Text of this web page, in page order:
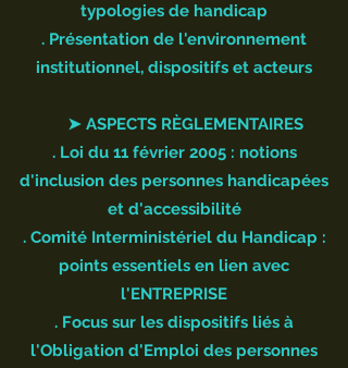
typologies de handicap
. Présentation de l'environnement
institutionnel, dispositifs et acteurs
➤ ASPECTS RÈGLEMENTAIRES
. Loi du 11 février 2005 : notions
d'inclusion des personnes handicapées
et d'accessibilité
. Comité Interministériel du Handicap :
points essentiels en lien avec
l'ENTREPRISE
. Focus sur les dispositifs liés à
l'Obligation d'Emploi des personnes